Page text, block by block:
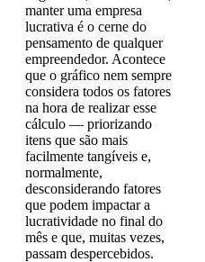
manter uma empresa
lucrativa é o cerne do
pensamento de qualquer
empreendedor. Acontece
que o gráfico nem sempre
considera todos os fatores
na hora de realizar esse
cálculo — priorizando
itens que são mais
facilmente tangíveis e,
normalmente,
desconsiderando fatores
que podem impactar a
lucratividade no final do
mês e que, muitas vezes,
passam despercebidos.